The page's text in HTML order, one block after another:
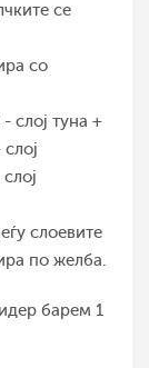
се
со
слој туна +
слоевите
по желба.
барем 1